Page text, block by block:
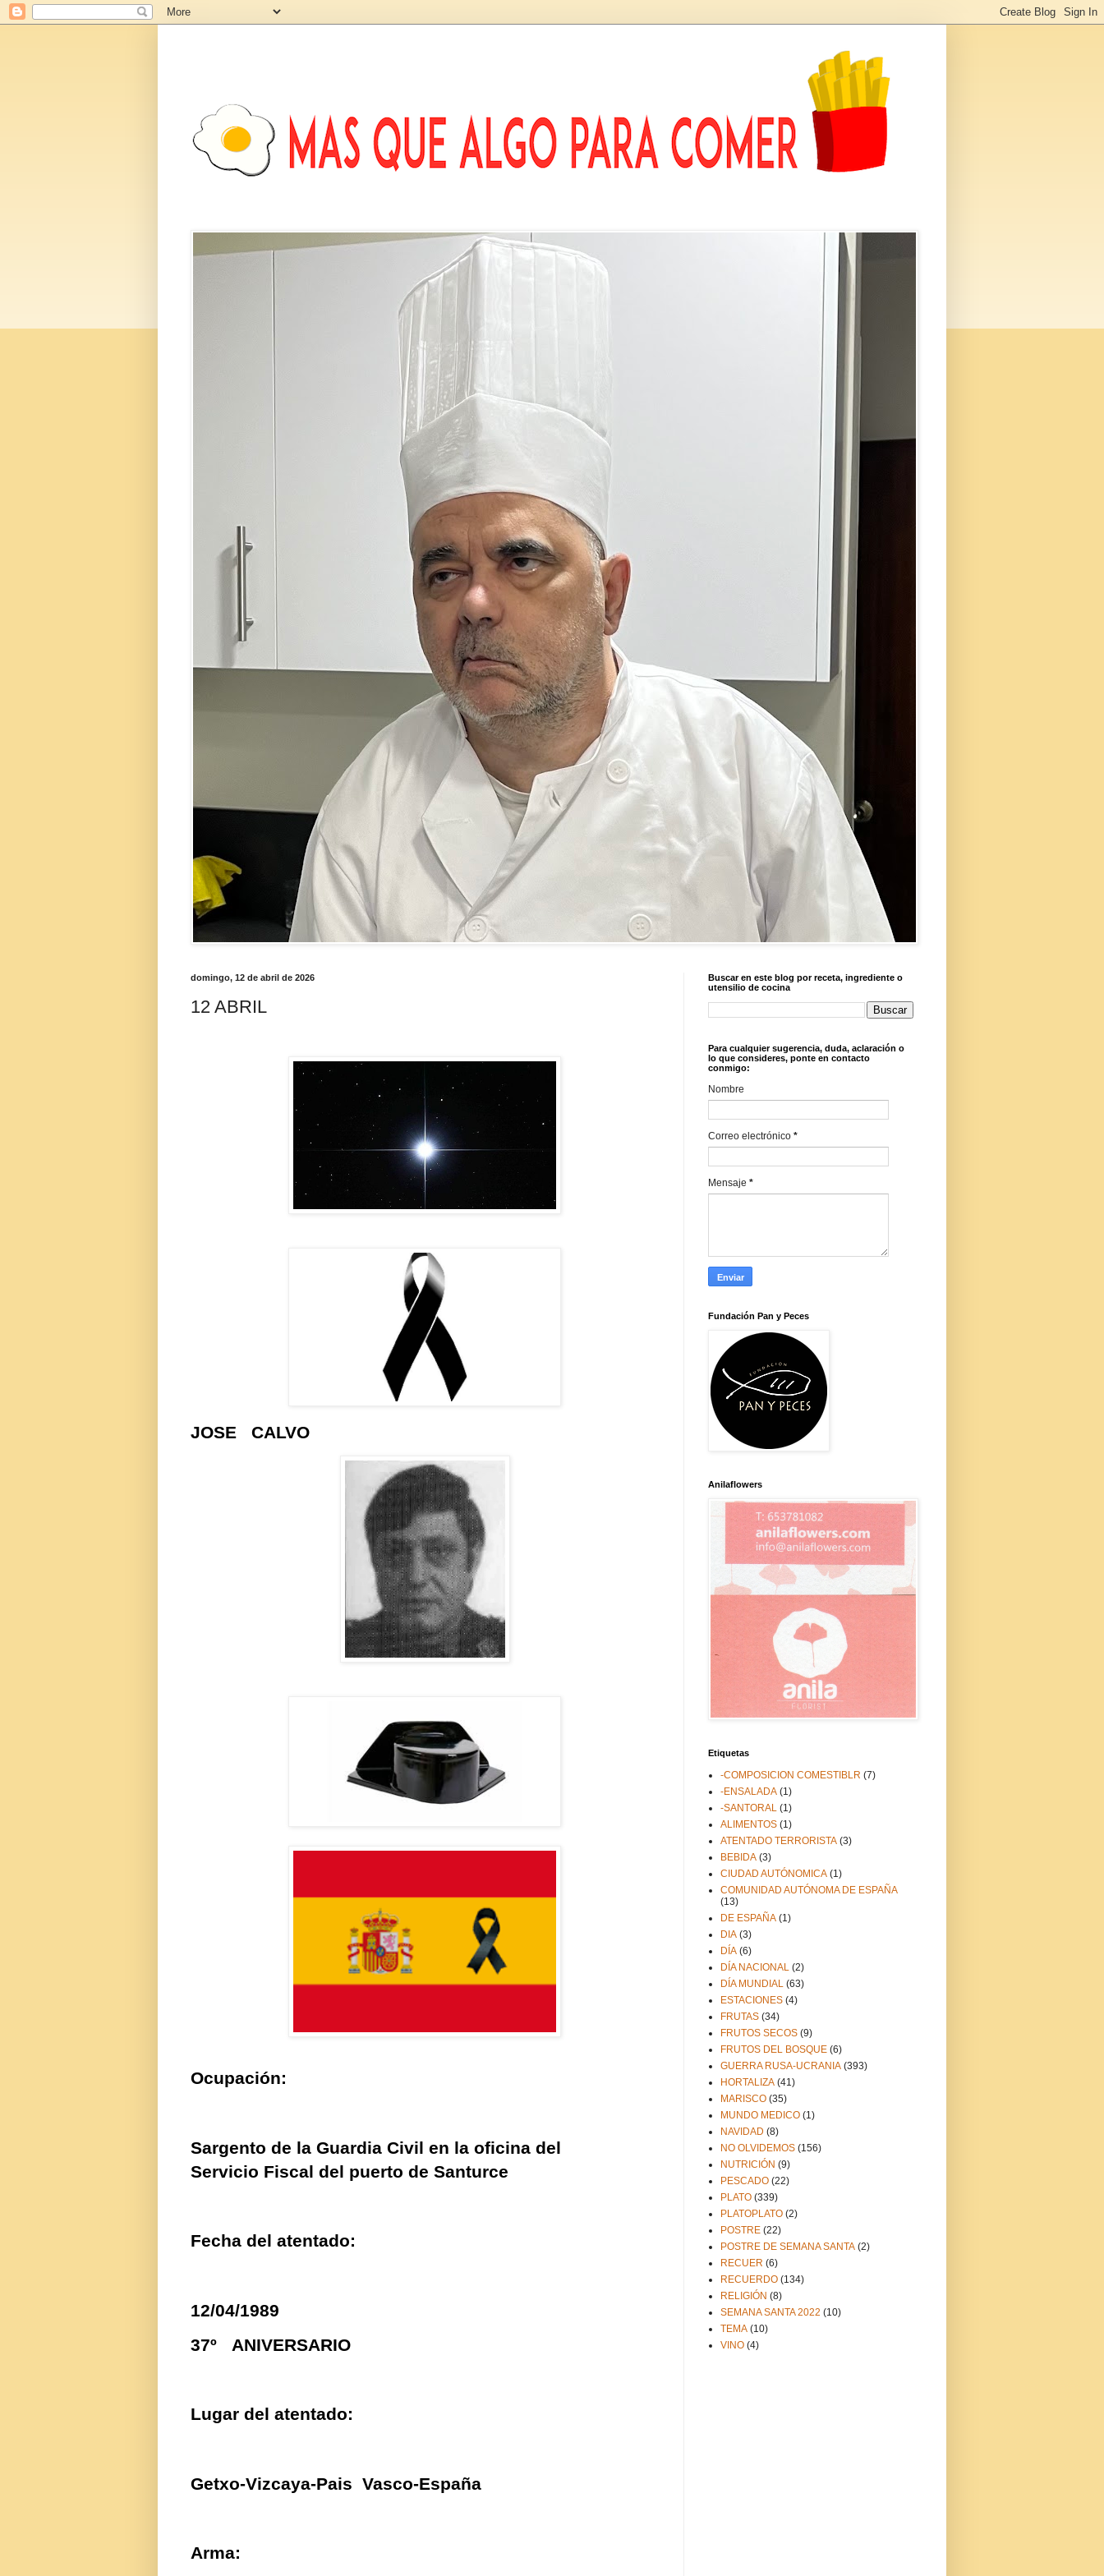
domingo, 12 de abril de 2026
12 ABRIL
JOSE CALVO
Ocupación:
Sargento de la Guardia Civil en la oficina del
Servicio Fiscal del puerto de Santurce
Fecha del atentado:
12/04/1989
37º ANIVERSARIO
Lugar del atentado:
Getxo-Vizcaya-Pais Vasco-España
Arma:
Buscar en este blog por receta, ingrediente o
utensilio de cocina
Para cualquier sugerencia, duda, aclaración o
lo que consideres, ponte en contacto
conmigo:
Nombre
Correo electrónico *
Mensaje *
Fundación Pan y Peces
Anilaflowers
Etiquetas
-COMPOSICION COMESTIBLR (7)
-ENSALADA (1)
-SANTORAL (1)
ALIMENTOS (1)
ATENTADO TERRORISTA (3)
BEBIDA (3)
CIUDAD AUTÓNOMICA (1)
COMUNIDAD AUTÓNOMA DE ESPAÑA
(13)
DE ESPAÑA (1)
DIA (3)
DÍA (6)
DÍA NACIONAL (2)
DÍA MUNDIAL (63)
ESTACIONES (4)
FRUTAS (34)
FRUTOS SECOS (9)
FRUTOS DEL BOSQUE (6)
GUERRA RUSA-UCRANIA (393)
HORTALIZA (41)
MARISCO (35)
MUNDO MEDICO (1)
NAVIDAD (8)
NO OLVIDEMOS (156)
NUTRICIÓN (9)
PESCADO (22)
PLATO (339)
PLATOPLATO (2)
POSTRE (22)
POSTRE DE SEMANA SANTA (2)
RECUER (6)
RECUERDO (134)
RELIGIÓN (8)
SEMANA SANTA 2022 (10)
TEMA (10)
VINO (4)